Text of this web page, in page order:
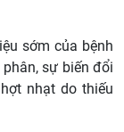
sớm của bệnh
sự biến đổi
nhạt do thiếu